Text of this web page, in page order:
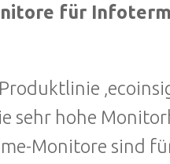
für
sehr hohe
Monitore sind